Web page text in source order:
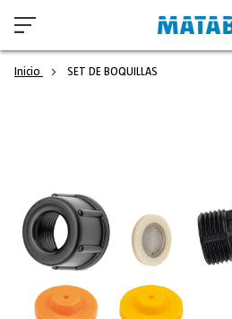
Inicio SET DE BOQUILLAS